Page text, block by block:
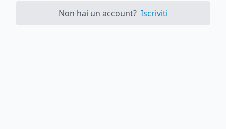
Non hai un account? Iscriviti